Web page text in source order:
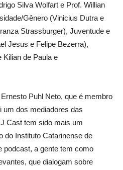
Silva Wolfart e Prof. Willian
Gênero (Vinicius Dutra e
Strassburger), Juventude e
Jesus e Felipe Bezerra),
Kilian de Paula e
Puhl Neto, que é membro
um dos mediadores das
Cast tem sido mais um
do Instituto Catarinense de
podcast, a gente tem como
que dialogam sobre